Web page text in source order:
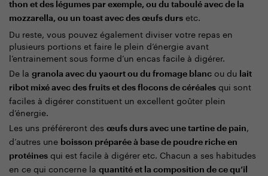
thon et des légumes par exemple, ou du taboulé avec de la
mozzarella, ou un toast avec des œufs durs etc.
Du reste, vous pouvez également diviser votre repas en
plusieurs portions et faire le plein d’énergie avant
l’entrainement sous forme d’un encas facile à digérer.
De la granola avec du yaourt ou du fromage blanc ou du
lait
ribot mixé avec des fruits et des flocons de céréales qui sont
faciles à digérer constituent un excellent goûter plein
d’énergie.
Les uns préféreront des œufs durs avec une tartine de pain,
d’autres une boisson préparée à base de poudre riche en
protéines qui est facile à digérer etc. Chacun a ses habitudes
en ce qui concerne la quantité et la composition de ce qu’il